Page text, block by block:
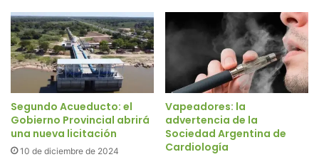
Segundo Acueducto: el
Gobierno Provincial abrirá
una nueva licitación
10 de diciembre de 2024
Vapeadores: la
advertencia de la
Sociedad Argentina de
Cardiología